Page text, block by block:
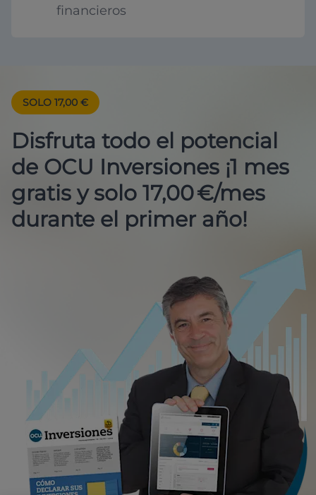
financieros
SOLO 17,00 €
Disfruta todo el potencial
de OCU Inversiones ¡1 mes
gratis y solo 17,00 €/mes
durante el primer año!